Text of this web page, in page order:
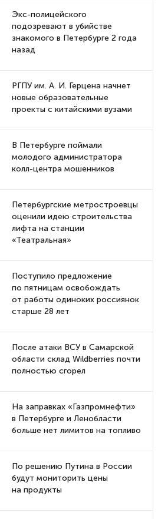
Экс-полицейского
подозревают в убийстве
знакомого в Петербурге 2 года
назад
РГПУ им. А. И. Герцена начнет
новые образовательные
проекты с китайскими вузами
В Петербурге поймали
молодого администратора
колл-центра мошенников
Петербургские метростроевцы
оценили идею строительства
лифта на станции
«Театральная»
Поступило предложение
по пятницам освобождать
от работы одиноких россиянок
старше 28 лет
После атаки ВСУ в Самарской
области склад Wildberries почти
полностью сгорел
На заправках «Газпромнефти»
в Петербурге и Ленобласти
больше нет лимитов на топливо
По решению Путина в России
будут мониторить цены
на продукты